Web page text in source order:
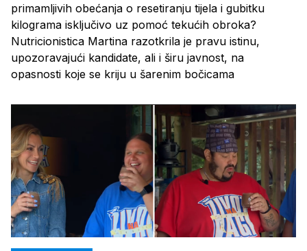
primamljivih obećanja o resetiranju tijela i gubitku
kilograma isključivo uz pomoć tekućih obroka?
Nutricionistica Martina razotkrila je pravu istinu,
upozoravajući kandidate, ali i širu javnost, na
opasnosti koje se kriju u šarenim bočicama